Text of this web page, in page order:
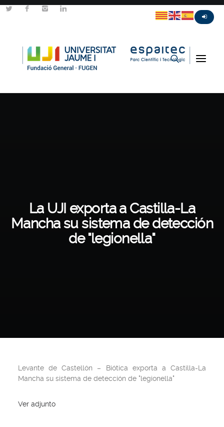
La UJI exporta a Castilla-La
Mancha su sistema de detección
de "legionella"
Levante de Castellón – Biótica exporta a Castilla-La
Mancha su sistema de detección de "legionella"
Ver adjunto